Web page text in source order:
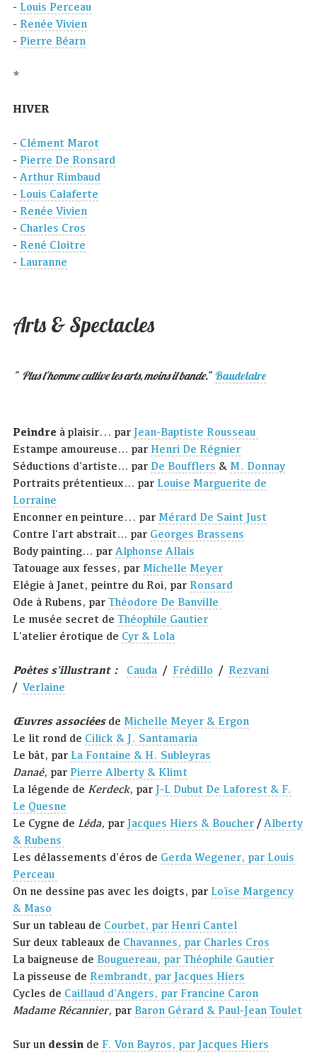
- Louis Perceau
- Renée Vivien
- Pierre Béarn
*
HIVER
- Clément Marot
- Pierre De Ronsard
- Arthur Rimbaud
- Louis Calaferte
- Renée Vivien
- Charles Cros
- René Cloitre
- Lauranne
Arts & Spectacles
" Plus l'homme cultive les arts, moins il bande."Baudelaire
Peindre à plaisir... parJean-Baptiste Rousseau
Estampe amoureuse… par Henri De Régnier
Séductions d'artiste… par De Boufflers & M. Donnay
Portraits prétentieux… par Louise Marguerite de
Lorraine
Enconner en peinture... par Mérard De Saint Just
Contre l'art abstrait… par Georges Brassens
Body painting… par Alphonse Allais
Tatouage aux fesses, par Michelle Meyer
Elégie à Janet, peintre du Roi, par Ronsard
Ode à Rubens, parThéodore De Banville
Le musée secret deThéophile Gautier
L'atelier érotique de Cyr & Lola
Poètes s'illustrant : Cauda / Frédillo / Rezvani
/Verlaine
Œuvres associées de Michelle Meyer & Ergon
Le lit rond de Cilick & J. Santamaria
Le bât, par La Fontaine & H. Subleyras
Danaé, par Pierre Alberty & Klimt
La légende de Kerdeck, parJ-L Dubut De Laforest & F.
Le Quesne
Le Cygne de Léda, parJacques Hiers & Boucher / Alberty
& Rubens
Les délassements d'éros de Gerda Wegener, par Louis
Perceau
On ne dessine pas avec les doigts, par Loïse Margency
& Maso
Sur un tableau de Courbet, par Henri Cantel
Sur deux tableaux de Chavannes, par Charles Cros
La baigneuse de Bouguereau, par Théophile Gautier
La pisseuse de Rembrandt, par Jacques Hiers
Cycles de Caillaud d'Angers, par Francine Caron
Madame Récannier, par Baron Gérard & Paul-Jean Toulet
Sur un dessin de F. Von Bayros, par Jacques Hiers